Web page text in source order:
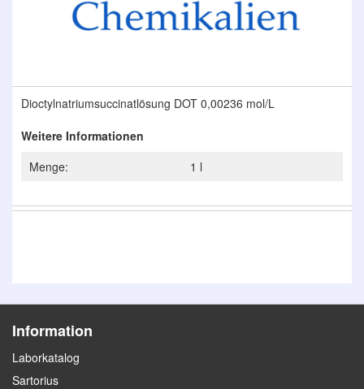
Anfang
Bildergalerie
springen
Dioctylnatriumsuccinatlösung DOT 0,00236 mol/L
Weitere Informationen
Menge:
1 l
Information
Laborkatalog
Sartorius